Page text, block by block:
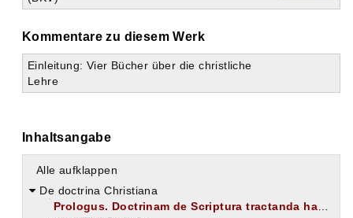
Kommentare zu diesem Werk
Einleitung: Vier Bücher über die christliche
Lehre
Inhaltsangabe
Alle aufklappen
De doctrina Christiana
Prologus. Doctrinam de Scriptura tractanda haud superfluo tradi.